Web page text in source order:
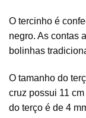
O tercinho é
negro. As contas
bolinhas
O tamanho do
cruz possui 11
do terço é de 4